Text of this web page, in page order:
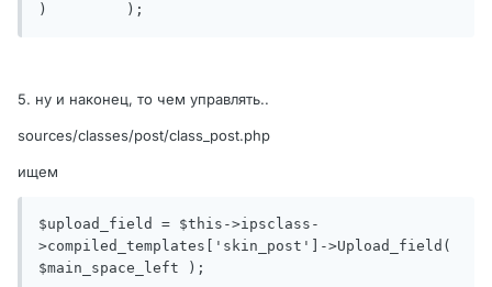
)	  );
5. ну и наконец, то чем управлять..
sources/classes/post/class_post.php
ищем
$upload_field = $this->ipsclass-
>compiled_templates['skin_post']->Upload_field(
$main_space_left );